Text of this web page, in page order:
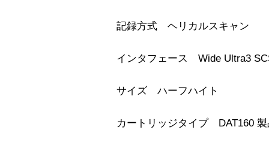
記録方式 ヘリカルスキャン
インタフェース Wide Ultra3
サイズ ハーフハイト
カートリッジタイプ DAT160 製